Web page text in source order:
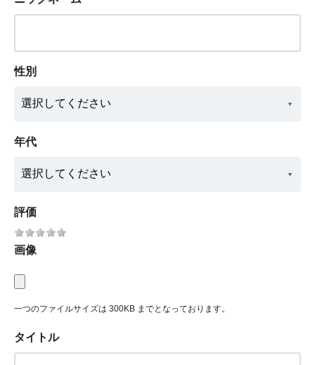
性別
年代
評価
画像
一つのファイルサイズは 300KB までとなっております。
タイトル